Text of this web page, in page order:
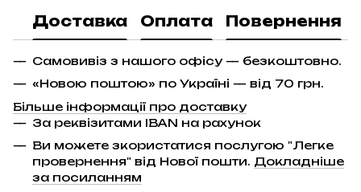
Доставка Оплата Повернення
Самовивіз з нашого офісу — безкоштовно.
«Новою поштою» по Україні — від 70 грн.
Більше інформації про доставку
За реквізитами IBAN на рахунок
Ви можете зкористатися послугою "Легке
провернення" від Нової пошти. Докладніше
за посиланням